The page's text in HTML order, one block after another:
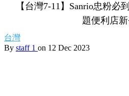
【台灣7-11】Sanrio忠粉必
題便利店
台灣
By staff 1 on 12 Dec 2023